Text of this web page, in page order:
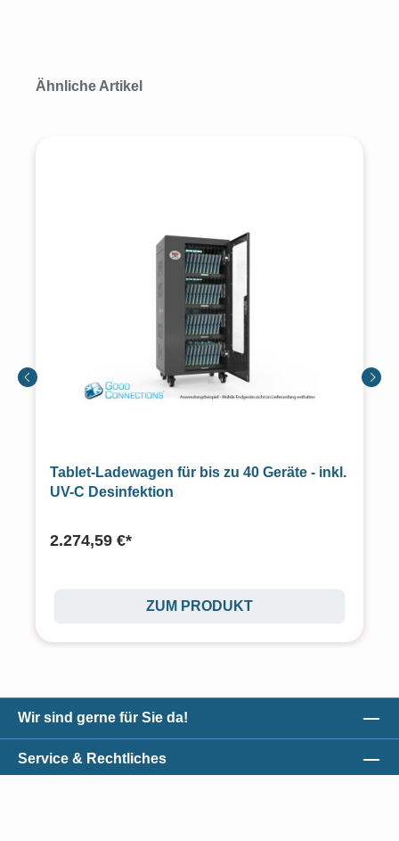
Produktgalerie überspringen
Ähnliche Artikel
Tablet-Ladewagen für bis zu 40 Geräte - inkl.
UV-C Desinfektion
2.274,59 €*
ZUM PRODUKT
Wir sind gerne für Sie da!
Service & Rechtliches